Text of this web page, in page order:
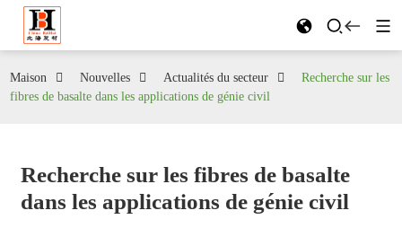
Maison Nouvelles Actualités du secteur
Recherche sur les
fibres de basalte dans les applications de génie civil
Recherche sur les fibres de basalte
dans les applications de génie civil